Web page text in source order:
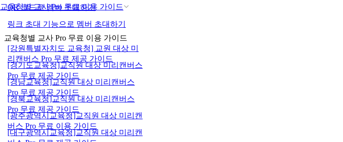
교육청별 교사 Pro 무료 이용 가이드
QR 코드로 멤버 초대하기
링크 초대 기능으로 멤버 초대하기
교육청별 교사 Pro 무료 이용 가이드
[강원특별자치도 교육청] 교원 대상 미
리캔버스 Pro 무료 제공 가이드
[경기도교육청]교직원 대상 미리캔버스
Pro 무료 제공 가이드
[경남교육청]교직원 대상 미리캔버스
Pro 무료 제공 가이드
[경북교육청]교직원 대상 미리캔버스
Pro 무료 제공 가이드
[광주광역시교육청]교직원 대상 미리캔
버스 Pro 무료 이용 가이드
[대구광역시교육청]교직원 대상 미리캔